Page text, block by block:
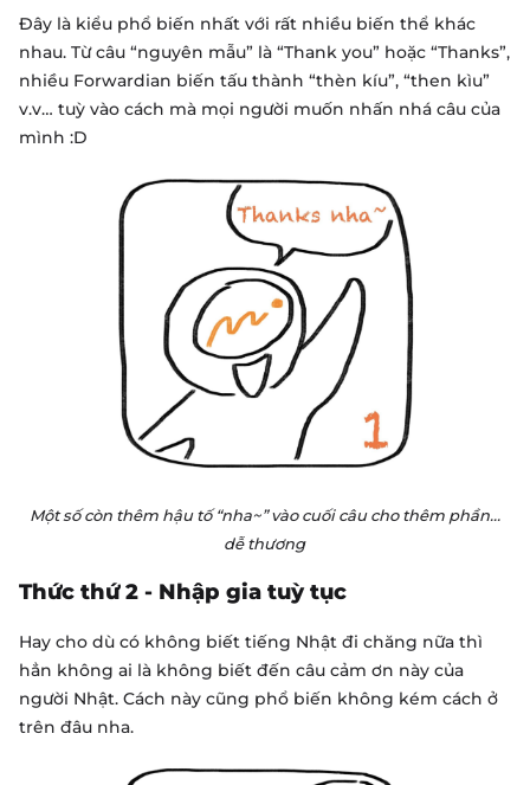
Đây là kiểu phổ biến nhất với rất nhiều biến thể khác
nhau. Từ câu “nguyên mẫu” là “Thank you” hoặc “Thanks”,
nhiều Forwardian biến tấu thành “thèn kíu”, “then kìu”
v.v… tuỳ vào cách mà mọi người muốn nhấn nhá câu của
mình :D
Một số còn thêm hậu tố “nha~” vào cuối câu cho thêm phần…
dễ thương
Thức thứ 2 - Nhập gia tuỳ tục
Hay cho dù có không biết tiếng Nhật đi chăng nữa thì
hẳn không ai là không biết đến câu cảm ơn này của
người Nhật. Cách này cũng phổ biến không kém cách ở
trên đâu nha.